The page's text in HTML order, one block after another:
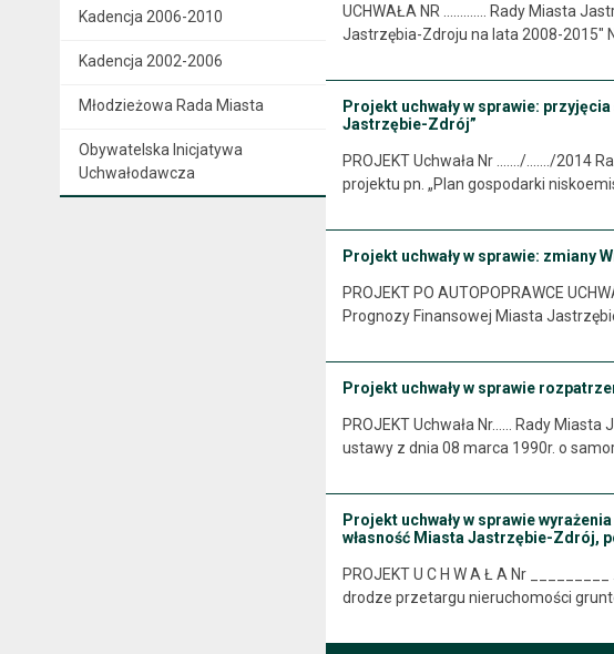
Kadencja 2006-2010
Kadencja 2002-2006
Młodzieżowa Rada Miasta
Obywatelska Inicjatywa
Uchwałodawcza
UCHWAŁA NR ............. Rady Miasta
Jastrzębia-Zdroju na lata 2008-2015"
Projekt uchwały w sprawie:
Jastrzębie-Zdrój”
PROJEKT Uchwała Nr ……./…..../2014
projektu pn. „Plan gospodarki
Projekt uchwały w sprawie:
PROJEKT PO AUTOPOPRAWCE
Prognozy Finansowej Miasta
Projekt uchwały w sprawie
PROJEKT Uchwała Nr…… Rady
ustawy z dnia 08 marca 1990r. o
Projekt uchwały w sprawie
własność Miasta Jastrzębie-Zdrój,
PROJEKT U C H W A Ł A Nr
drodze przetargu nieruchomości